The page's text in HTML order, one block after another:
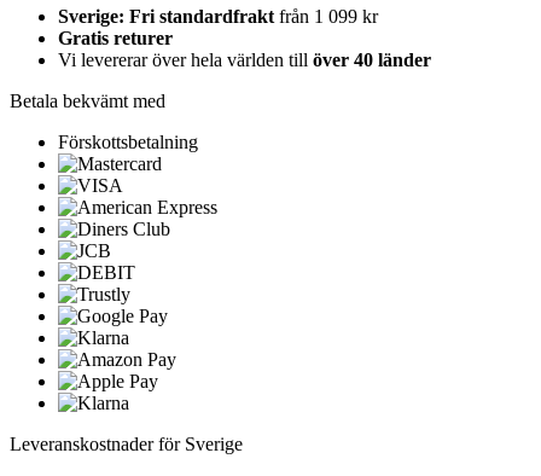
Sverige: Fri standardfrakt från 1 099 kr
Gratis returer
Vi levererar över hela världen till över 40 länder
Betala bekvämt med
Förskottsbetalning
Leveranskostnader för Sverige